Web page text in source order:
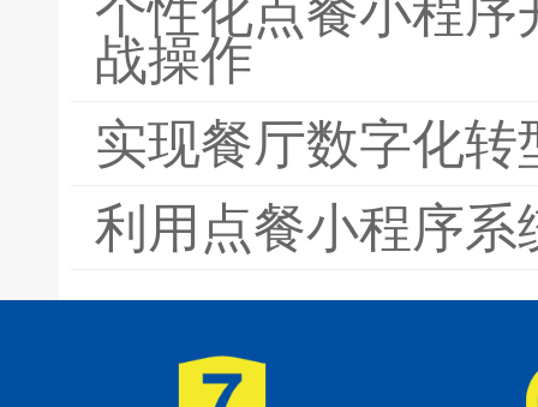
个性化点餐小程
战操作
实现餐厅数字化
利用点餐小程序